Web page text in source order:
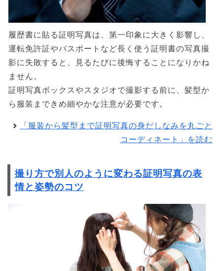
履歴書に貼る証明写真は、第一印象に大きく影響し、
運転免許証やパスポートなど長く使う証明書の写真撮
影に失敗すると、見るたびに後悔することになりかね
ません。
証明写真ボックスやスタジオで撮影する前に、髪型か
ら服装まできめ細やかな注意が必要です。
「服装から髪型まで証明写真の身だしなみを丸ごと
コーディネート」を読む
撮り方で別人のように変わる証明写真の表
情と姿勢のコツ